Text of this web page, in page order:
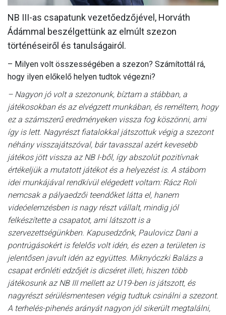
SZURKOLÓI ÉLMÉNYEK
AKKREDITÁCIÓ
NB III-as csapatunk vezetőedzőjével, Horváth
Ádámmal beszélgettünk az elmúlt szezon
történéseiről és tanulságairól.
– Milyen volt összességében a szezon? Számítottál rá,
hogy ilyen előkelő helyen tudtok végezni?
– Nagyon jó volt a szezonunk, bíztam a stábban, a
játékosokban és az elvégzett munkában, és reméltem, hogy
ez a számszerű eredményeken vissza fog köszönni, ami
így is lett. Nagyrészt fiatalokkal játszottuk végig a szezont
néhány visszajátszóval, bár tavasszal azért kevesebb
játékos jött vissza az NB I-ből, így abszolút pozitívnak
értékeljük a mutatott játékot és a helyezést is. A stábom
idei munkájával rendkívül elégedett voltam: Rácz Roli
nemcsak a pályaedzői teendőket látta el, hanem
videóelemzésben is nagy részt vállalt, mindig jól
felkészítette a csapatot, ami látszott is a
szervezettségünkben. Kapusedzőnk, Paulovicz Dani a
pontrúgásokért is felelős volt idén, és ezen a területen is
jelentősen javult idén az együttes. Miknyóczki Balázs a
csapat erőnléti edzőjét is dicséret illeti, hiszen több
játékosunk az NB III mellett az U19-ben is játszott, és
nagyrészt sérülésmentesen végig tudtuk csinálni a szezont.
A terhelés-pihenés arányát nagyon jól sikerült megtalálni,